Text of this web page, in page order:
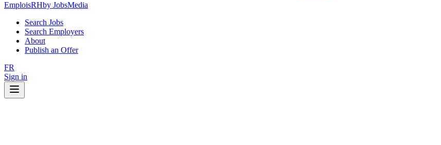
EmploisRHby JobsMedia
Search Jobs
Search Employers
About
Publish an Offer
FR
Sign in